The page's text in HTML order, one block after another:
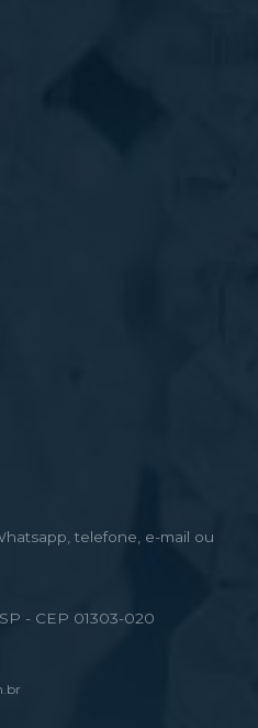
telefone, e-mail ou
- CEP 01303-020